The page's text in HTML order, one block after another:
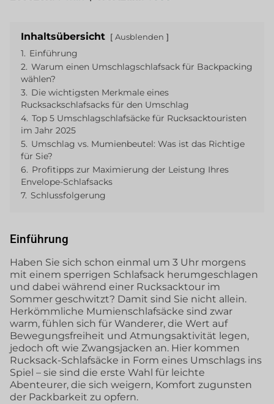
Inhaltsübersicht Ausblenden
1. Einführung
2. Warum einen Umschlagschlafsack für Backpacking
wählen?
3. Die wichtigsten Merkmale eines
Rucksackschlafsacks für den Umschlag
4. Top 5 Umschlagschlafsäcke für Rucksacktouristen
im Jahr 2025
5. Umschlag vs. Mumienbeutel: Was ist das Richtige
für Sie?
6. Profitipps zur Maximierung der Leistung Ihres
Envelope-Schlafsacks
7. Schlussfolgerung
Einführung
Haben Sie sich schon einmal um 3 Uhr morgens
mit einem sperrigen Schlafsack herumgeschlagen
und dabei während einer Rucksacktour im
Sommer geschwitzt? Damit sind Sie nicht allein.
Herkömmliche Mumienschlafsäcke sind zwar
warm, fühlen sich für Wanderer, die Wert auf
Bewegungsfreiheit und Atmungsaktivität legen,
jedoch oft wie Zwangsjacken an. Hier kommen
Rucksack-Schlafsäcke in Form eines Umschlags ins
Spiel – sie sind die erste Wahl für leichte
Abenteurer, die sich weigern, Komfort zugunsten
der Packbarkeit zu opfern.